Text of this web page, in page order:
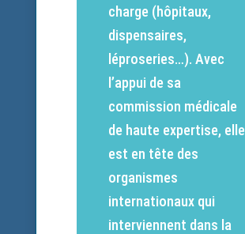
charge (hôpitaux,
dispensaires,
léproseries…). Avec
l’appui de sa
commission médicale
de haute expertise, elle
est en tête des
organismes
internationaux qui
interviennent dans la